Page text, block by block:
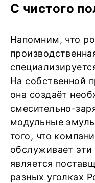
С чистого
Напомним, что
На собственной
она создаёт
смесительно-
модульные
того, что
обслуживает
является
разных уголках